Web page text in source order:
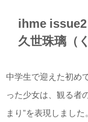
ihme issue2
久世珠璃（
中学生で迎えた初め
った少女は、観る者
まり”を表現しました